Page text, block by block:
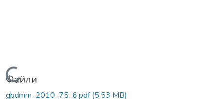
Вантажиться...
Файли
gbdmm_2010_75_6.pdf(5,53 MB)